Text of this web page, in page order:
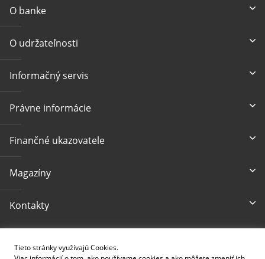
Tieto stránky využívajú Cookies.
O banke
O udržateľnosti
Informačný servis
Právne informácie
Finančné ukazovatele
Magazíny
Kontakty